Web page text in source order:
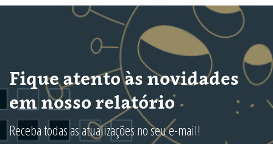
Fique atento às novidades
em nosso relatório
Receba todas as atualizações no seu e-mail!